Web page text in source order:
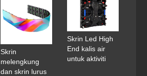
Skrin
melengkung
dan skrin lurus
Skrin Led High
End kalis air
untuk aktiviti